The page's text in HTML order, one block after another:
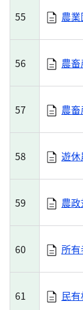
55 農
56 農
57 農
58 遊
59 農
60 所有
61 民